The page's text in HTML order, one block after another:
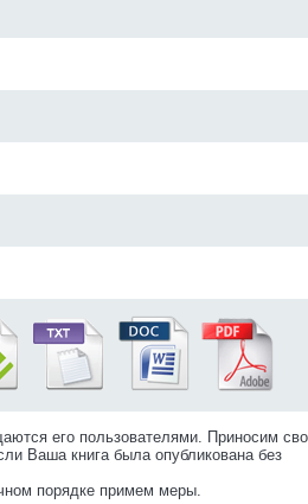
его пользователями. Приносим
Ваша книга была опубликована без
порядке примем меры.